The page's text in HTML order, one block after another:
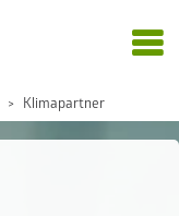
Klimapartner